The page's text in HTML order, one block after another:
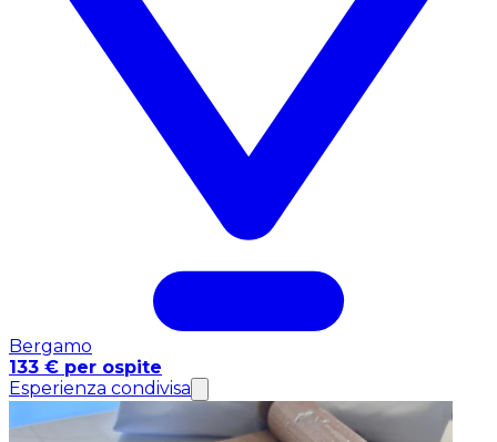
Bergamo
133 € per ospite
Esperienza condivisa